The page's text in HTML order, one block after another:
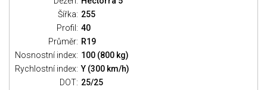
Šířka: 255
Profil: 40
Průměr: R19
Nosnostní index: 100 (800 kg)
Rychlostní index: Y (300 km/h)
DOT: 25/25